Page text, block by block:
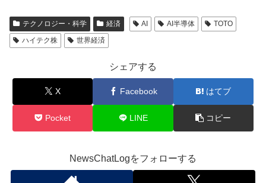
テクノロジー・科学 経済 AI AI半導体
TOTO
ハイテク株
世界経済
シェアする
X Facebook はてブ
Pocket LINE コピー
NewsChatLogをフォローする